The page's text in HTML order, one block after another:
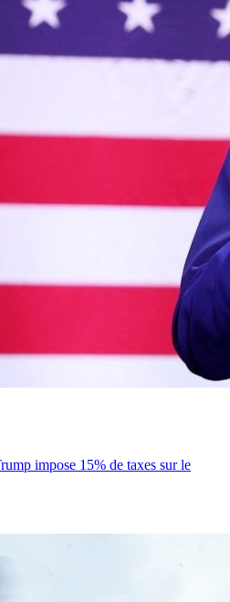
impose 15% de taxes sur le